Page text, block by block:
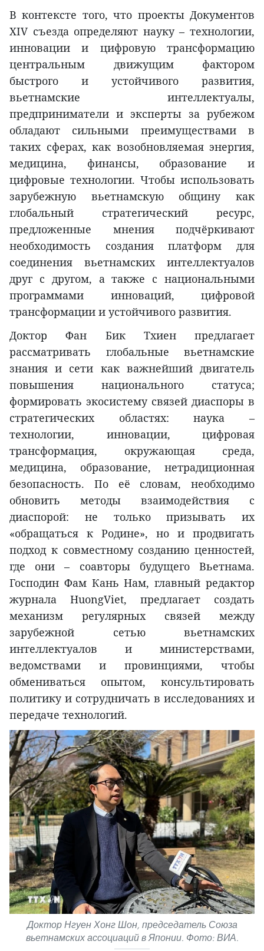
В контексте того, что проекты Документов
XIV съезда определяют науку – технологии,
инновации и цифровую трансформацию
центральным движущим фактором
быстрого и устойчивого развития,
вьетнамские интеллектуалы,
предприниматели и эксперты за рубежом
обладают сильными преимуществами в
таких сферах, как возобновляемая энергия,
медицина, финансы, образование и
цифровые технологии. Чтобы использовать
зарубежную вьетнамскую общину как
глобальный стратегический ресурс,
предложенные мнения подчёркивают
необходимость создания платформ для
соединения вьетнамских интеллектуалов
друг с другом, а также с национальными
программами инноваций, цифровой
трансформации и устойчивого развития.
Доктор Фан Бик Тхиен предлагает
рассматривать глобальные вьетнамские
знания и сети как важнейший двигатель
повышения национального статуса;
формировать экосистему связей диаспоры в
стратегических областях: наука –
технологии, инновации, цифровая
трансформация, окружающая среда,
медицина, образование, нетрадиционная
безопасность. По её словам, необходимо
обновить методы взаимодействия с
диаспорой: не только призывать их
«обращаться к Родине», но и продвигать
подход к совместному созданию ценностей,
где они – соавторы будущего Вьетнама.
Господин Фам Кань Нам, главный редактор
журнала HuongViet, предлагает создать
механизм регулярных связей между
зарубежной сетью вьетнамских
интеллектуалов и министерствами,
ведомствами и провинциями, чтобы
обмениваться опытом, консультировать
политику и сотрудничать в исследованиях и
передаче технологий.
Доктор Нгуен Хонг Шон, председатель Союза
вьетнамских ассоциаций в Японии. Фото: ВИА.